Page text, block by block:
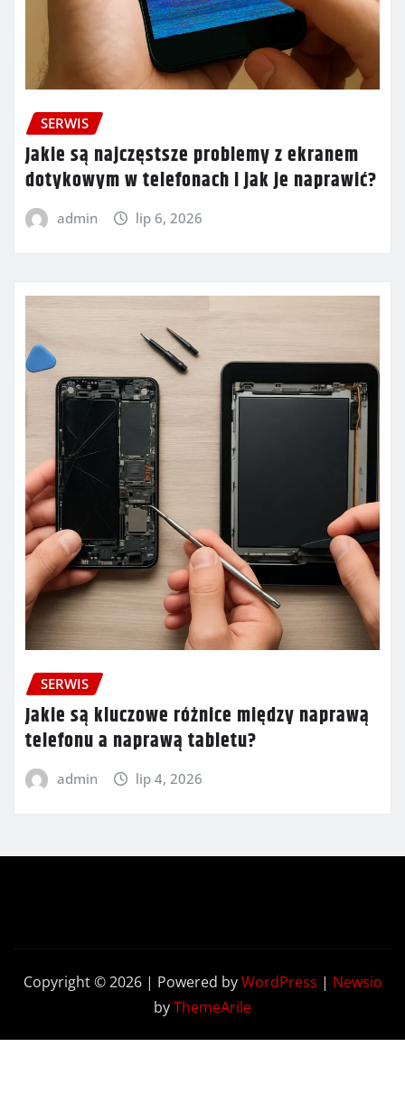
SERWIS
Jakie są najczęstsze problemy z ekranem
dotykowym w telefonach i jak je naprawić?
admin lip 6, 2026
SERWIS
Jakie są kluczowe różnice między naprawą
telefonu a naprawą tabletu?
admin lip 4, 2026
Copyright © 2026 | Powered byWordPress | Newsio
byThemeArile